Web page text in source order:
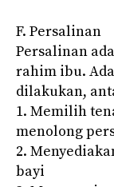
F. Persalinan
Persalinan
rahim ibu.
dilakukan,
1. Memilih
menolong
2.
bayi